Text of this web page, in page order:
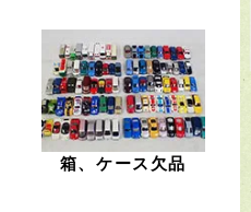
箱、ケース欠品